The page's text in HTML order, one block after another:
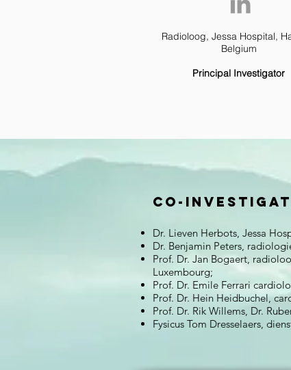
Radioloog, Jessa Hospital,
Belgium
Principal Investigator
Co-
Dr. Lieven Herbots, Jessa
Dr. Benjamin Peters,
Prof. Dr. Jan Bogaert,
Luxembourg;
Prof. Dr. Emile Ferrari
Prof. Dr. Hein Heidbuchel,
Prof. Dr. Rik Willems, Dr.
Fysicus Tom Dresselaers,